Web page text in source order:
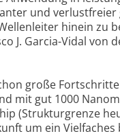
und
hinein zu
J. Garcia-Vidal
große
mit gut 1000
(Strukturgrenze
um ein